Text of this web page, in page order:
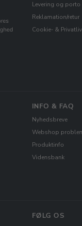
Levering og porto
Reklamation/retur
Cookie- &
INFO & FAQ
Nyhedsbreve
Webshop
Produktinfo
Vidensbank
FØLG OS